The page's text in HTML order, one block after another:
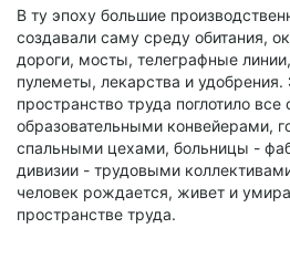
В ту эпоху большие
создавали саму среду обитания,
дороги, мосты, телеграфные
пулеметы, лекарства и удобрения.
пространство труда поглотило
образовательными конвейерами,
спальными цехами, больницы -
дивизии - трудовыми
человек рождается, живет и
пространстве труда.